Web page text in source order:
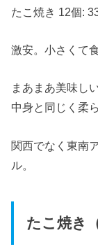
たこ焼き 12個:
激安。小さくて
まあまあ美味し
中身と同じく柔
関西でなく東南
ル。
たこ焼き